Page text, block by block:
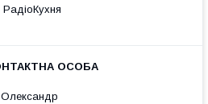
РадіоКухня
Олександр